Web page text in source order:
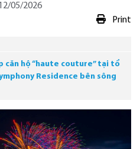
05/2026
Print
căn hộ “haute couture” tại tổ
Residence bên sông